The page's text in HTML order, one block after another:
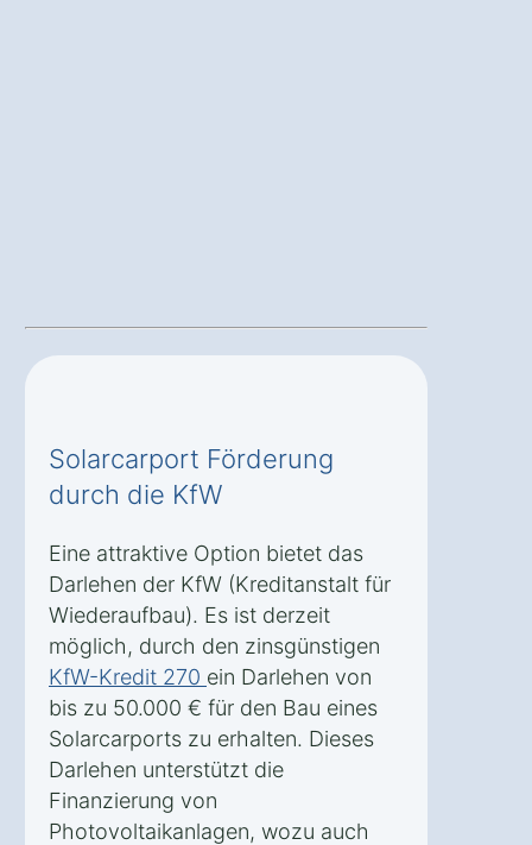
Solarcarport Förderung
durch die KfW
Eine attraktive Option bietet das
Darlehen der KfW (Kreditanstalt für
Wiederaufbau). Es ist derzeit
möglich, durch den zinsgünstigen
KfW-Kredit 270 ein Darlehen von
bis zu 50.000 € für den Bau eines
Solarcarports zu erhalten. Dieses
Darlehen unterstützt die
Finanzierung von
Photovoltaikanlagen, wozu auch